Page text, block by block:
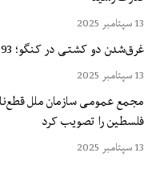
13 سپتامبر 2025
غرق‌شدن دو کشتی در کنگو؛ 193 تن جان باختند
13 سپتامبر 2025
مجمع عمومی سازمان ملل
فلسطین را تصویب کرد
13 سپتامبر 2025